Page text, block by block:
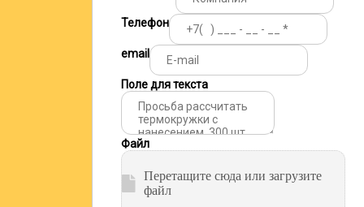
Телефон
email
Поле для текста
Файл
Перетащите сюда или загрузите
файл